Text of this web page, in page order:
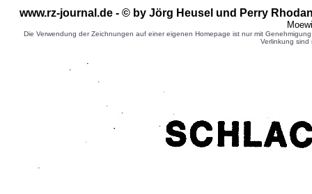
www.rz-journal.de - © by Jörg Heusel und Perry
Die Verwendung der Zeichnungen auf einer eigenen Homepage ist nur mit
Verlinkung sind